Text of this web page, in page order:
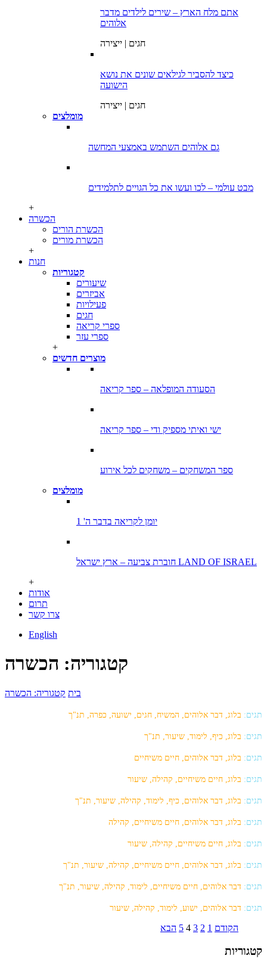
אתם מלח הארץ – שירים לילדים מדבר
אלוהים
חגים | ייצירה
כיצד להסביר לגילאים שונים את נושא
הישועה
חגים | ייצירה
מומלצים
גם אלוהים השתמש באמצעי המחשה
מבט עולמי – לכו ועשו את כל הגויים לתלמידים
+
הכשרה
הכשרת הורים
הכשרת מורים
+
חנות
קטגוריות
שיעורים
אביזרים
פעילויות
חגים
ספרי קריאה
ספרי עזר
+
מוצרים חדשים
הסעודה המופלאה – ספר קריאה
ישי ואיתי מספיק ודי – ספר קריאה
ספר המשחקים – משחקים לכל אירוע
מומלצים
יומן לקריאה בדבר ה' 1
חוברת צביעה – ארץ ישראל LAND OF ISRAEL
+
אודות
תרום
צרו קשר
English
קטגוריה: הכשרה
בית קטגוריה: הכשרה
תגים: בלוג, דבר אלוהים, המשיח, חגים, ישועה, כפרה, תנ"ך
תגים: בלוג, כיף, לימוד, שיעור, תנ"ך
תגים: בלוג, דבר אלוהים, חיים משיחיים
תגים: בלוג, חיים משיחיים, קהילה, שיעור
תגים: בלוג, דבר אלוהים, כיף, לימוד, קהילה, שיעור, תנ"ך
תגים: בלוג, דבר אלוהים, חיים משיחיים, קהילה
תגים: בלוג, חיים משיחיים, קהילה, שיעור
תגים: בלוג, דבר אלוהים, חיים משיחיים, קהילה, שיעור, תנ"ך
תגים: דבר אלוהים, חיים משיחיים, לימוד, קהילה, שיעור, תנ"ך
תגים: דבר אלוהים, ישוע, לימוד, קהילה, שיעור
הקודם 1
2
3
4
5 הבא
קטגוריות